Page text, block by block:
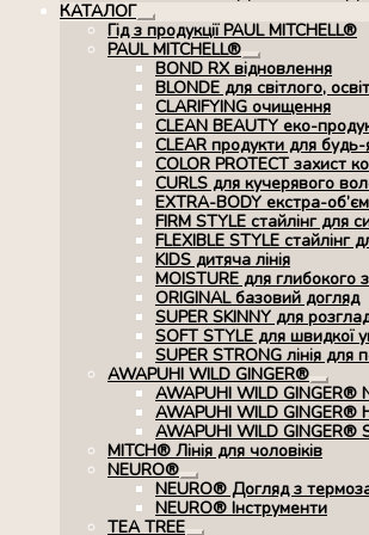
КАТАЛОГ
Розгорнуте
вкладене
меню
Гід з продукції PAUL MITCHELL®
PAUL MITCHELL®
Розгорнуте
вкладене
меню
BOND RX вiдновлення
BLONDE для світлого,
CLARIFYING очищення
CLEAN BEAUTY еко-
CLEAR продукти для
COLOR PROTECT захист
CURLS для кучерявого
EXTRA-BODY екстра-
FIRM STYLE стайлінг для
FLEXIBLE STYLE стайлінг
KIDS дитяча лінія
MOISTURE для глибокого
ORIGINAL базовий догляд
SUPER SKINNY для
SOFT STYLE для швидкої
SUPER STRONG лінія
AWAPUHI WILD GINGER®
меню
AWAPUHI WILD
AWAPUHI WILD
AWAPUHI WILD
MITCH® Лінія для чоловіків
NEURO®
Розгорнуте
вкладене
меню
NEURO® Догляд з
NEURO® Інструменти
TEA TREE